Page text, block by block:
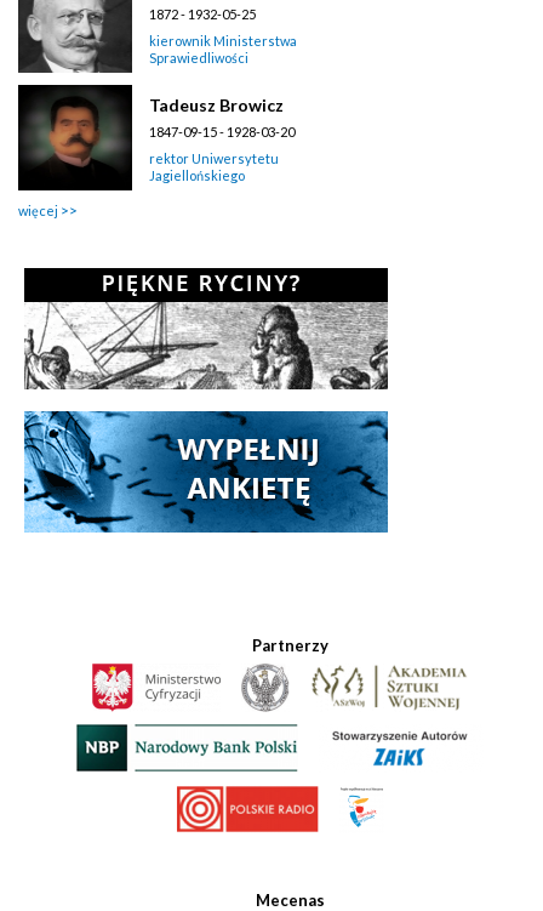
1872 - 1932-05-25
kierownik Ministerstwa
Sprawiedliwości
Tadeusz Browicz
1847-09-15 - 1928-03-20
rektor Uniwersytetu
Jagiellońskiego
więcej
Partnerzy
Mecenas